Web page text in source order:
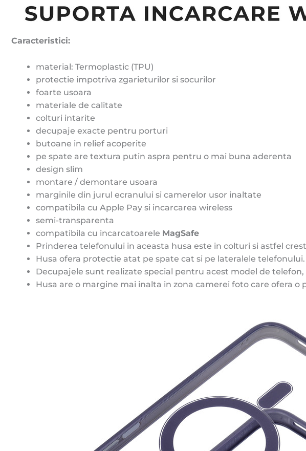
Caracteristici:
material: Termoplastic (TPU)
protectie impotriva zgarieturilor si socurilor
foarte usoara
materiale de calitate
colturi intarite
decupaje exacte pentru porturi
butoane in relief acoperite
pe spate are textura putin aspra pentru o mai buna aderenta
design slim
montare / demontare usoara
marginile din jurul ecranului si camerelor usor inaltate
compatibila cu Apple Pay si incarcarea wireless
semi-transparenta
compatibila cu incarcatoarele MagSafe
Prinderea telefonului in aceasta husa este in colturi si astfel
Husa ofera protectie atat pe spate cat si pe lateralele telefonului.
Decupajele sunt realizate special pentru acest model de
Husa are o margine mai inalta in zona camerei foto care ofera o